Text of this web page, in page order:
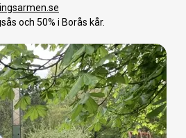
och 50% i Borås kår.